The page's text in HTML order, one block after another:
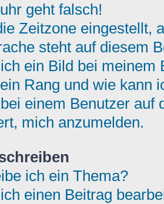
geht falsch!
Zeitzone eingestellt,
steht auf diesem
ein Bild bei meinem
Rang und wie kann
einem Benutzer auf
mich anzumelden.
ich ein Thema?
einen Beitrag